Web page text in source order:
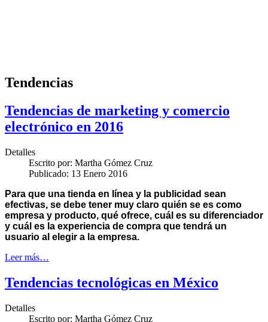
Tendencias
Tendencias de marketing y comercio
electrónico en 2016
Detalles
Escrito por: Martha Gómez Cruz
Publicado: 13 Enero 2016
Para que una tienda en línea y la publicidad sean
efectivas, se debe tener muy claro quién se es como
empresa y producto, qué ofrece, cuál es su diferenciador
y cuál es la experiencia de compra que tendrá un
usuario al elegir a la empresa.
Leer más…
Tendencias tecnológicas en México
Detalles
Escrito por: Martha Gómez Cruz